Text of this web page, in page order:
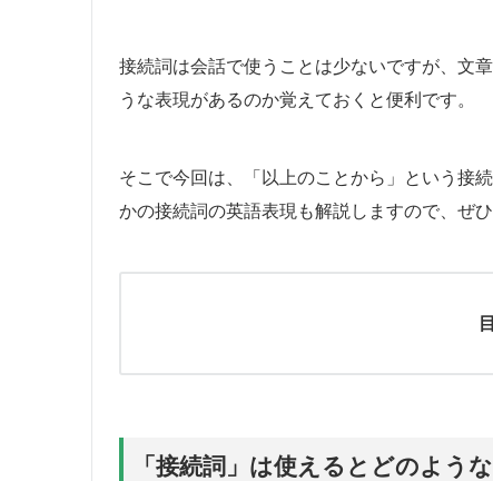
接続詞は会話で使うことは少ないですが、文
うな表現があるのか覚えておくと便利です。
そこで今回は、「以上のことから」という接
かの接続詞の英語表現も解説しますので、ぜ
「接続詞」は使えるとどのよう